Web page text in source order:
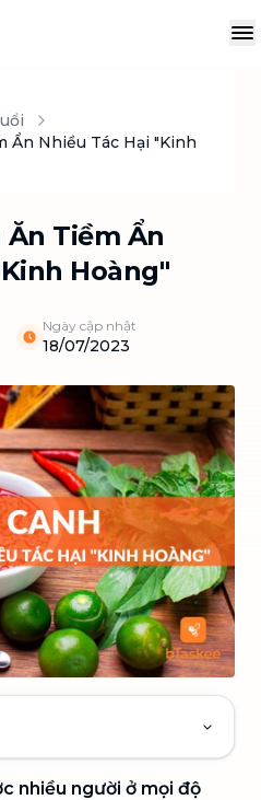
Ẩn Nhiều Tác Hại "Kinh
Tiềm Ẩn
Hoàng"
Ngày cập nhật
18/07/2023
nhiều người ở mọi độ